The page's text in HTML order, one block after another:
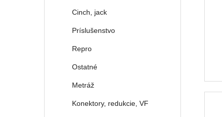
Cinch, jack
Príslušenstvo
Repro
Ostatné
Metráž
Konektory, redukcie, VF